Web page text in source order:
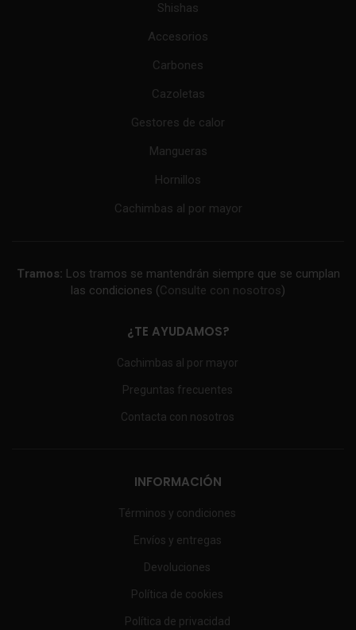
Shishas
Accesorios
Carbones
Cazoletas
Gestores de calor
Mangueras
Hornillos
Cachimbas al por mayor
Tramos: Los tramos se mantendrán siempre que se cumplan
las condiciones (Consulte con nosotros)
¿TE AYUDAMOS?
Cachimbas al por mayor
Preguntas frecuentes
Contacta con nosotros
INFORMACIÓN
Términos y condiciones
Envíos y entregas
Devoluciones
Política de cookies
Política de privacidad